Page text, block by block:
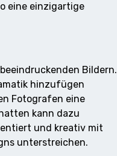
eine einzigartige
Bildern.
hinzufügen
Fotografen eine
kann dazu
und kreativ mit
unterstreichen.